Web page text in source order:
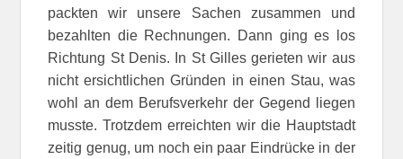
packten wir unsere Sachen zusammen und
bezahlten die Rechnungen. Dann ging es los
Richtung St Denis. In St Gilles gerieten wir aus
nicht ersichtlichen Gründen in einen Stau, was
wohl an dem Berufsverkehr der Gegend liegen
musste. Trotzdem erreichten wir die Hauptstadt
zeitig genug, um noch ein paar Eindrücke in der